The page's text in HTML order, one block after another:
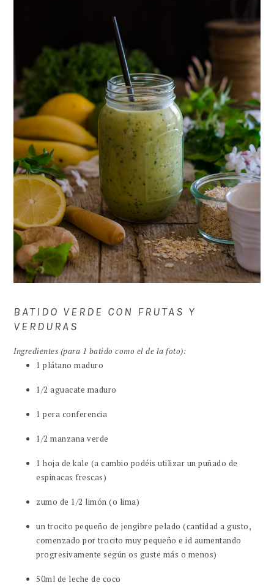
BATIDO VERDE CON FRUTAS Y
VERDURAS
Ingredientes (para 1 batido como el de la foto):
1 plátano maduro
1/2 aguacate maduro
1 pera conferencia
1/2 manzana verde
1 hoja de kale (a cambio podéis utilizar un puñado de
espinacas frescas)
zumo de 1/2 limón (o lima)
un trocito pequeño de jengibre pelado (cantidad a gusto,
comenzado por trocito muy pequeño e id aumentando
progresivamente según os guste más o menos)
50ml de leche de coco